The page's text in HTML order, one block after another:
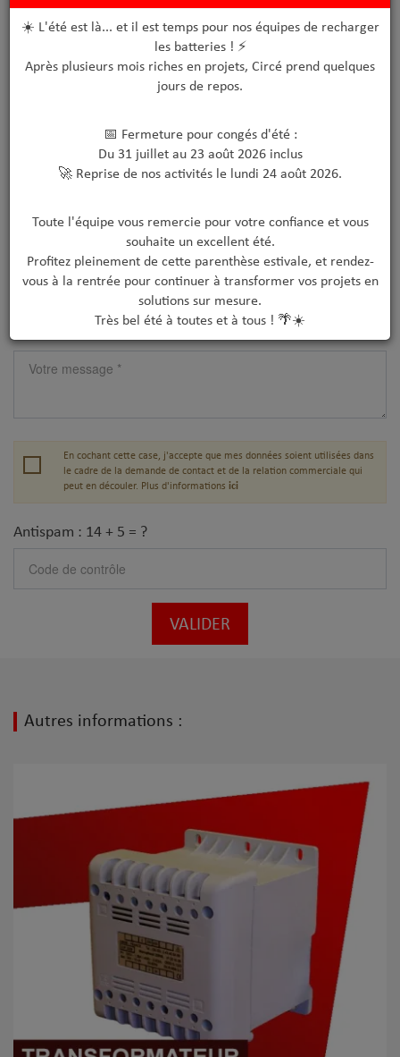
En cochant cette case, j'accepte que mes données soient utilisées dans
le cadre de la demande de contact et de la relation commerciale qui
peut en découler. Plus d'informations ici
Antispam : 14 + 5 = ?
Autres informations :
☀️ L'été est là... et il est temps pour nos équipes de recharger
les batteries ! ⚡
Après plusieurs mois riches en projets, Circé prend quelques
jours de repos.
📅 Fermeture pour congés d'été :
Du 31 juillet au 23 août 2026 inclus
🚀 Reprise de nos activités le lundi 24 août 2026.
Toute l'équipe vous remercie pour votre confiance et vous
souhaite un excellent été.
Profitez pleinement de cette parenthèse estivale, et rendez-
vous à la rentrée pour continuer à transformer vos projets en
solutions sur mesure.
Très bel été à toutes et à tous ! 🌴☀️